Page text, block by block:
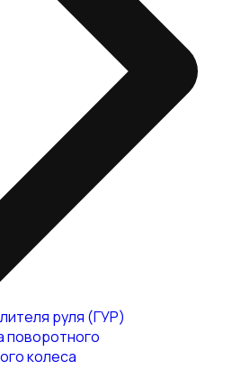
руля (ГУР)
поворотного
колеса